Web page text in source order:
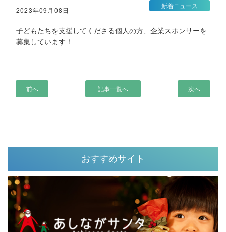
2023年09月08日
子どもたちを支援してくださる個人の方、企業スポンサーを
募集しています！
新着ニュース
前へ 記事一覧へ 次へ
おすすめサイト